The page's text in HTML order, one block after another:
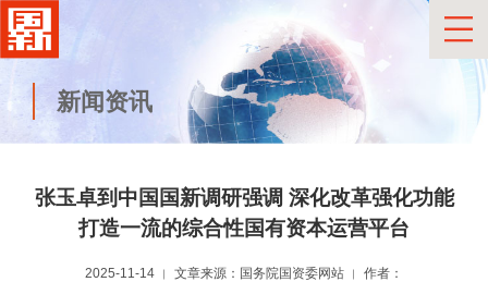
新闻资讯
张玉卓到中国国新调研强调 深化改革强化功能
打造一流的综合性国有资本运营平台
2025-11-14 文章来源：国务院国资委网站 作者：